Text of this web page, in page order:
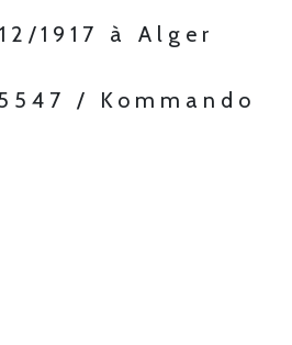
1917 à Alger
/ Kommando